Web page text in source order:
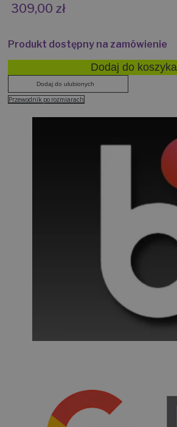
309,00 zł
Produkt dostępny na zamówienie
Dodaj do koszyka
Dodaj do ulubionych
Przewodnik po rozmiarach